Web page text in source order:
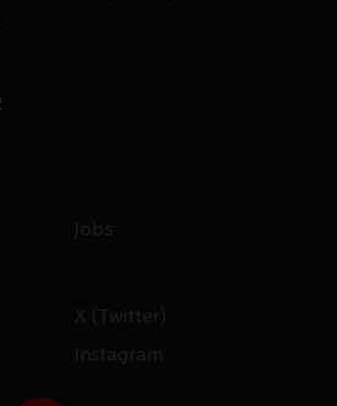
Jobs
X (Twitter)
Instagram